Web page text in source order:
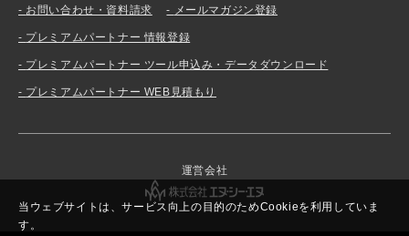
当ウェブサイトは、サービス向上の目的のためCookieを利用していま
す。
お問い合わせ・資料請求 メールマガジン登録
プレミアムパートナー 情報登録
プレミアムパートナー ツール申込み・データダウンロード
プレミアムパートナー WEB見積もり
運営会社